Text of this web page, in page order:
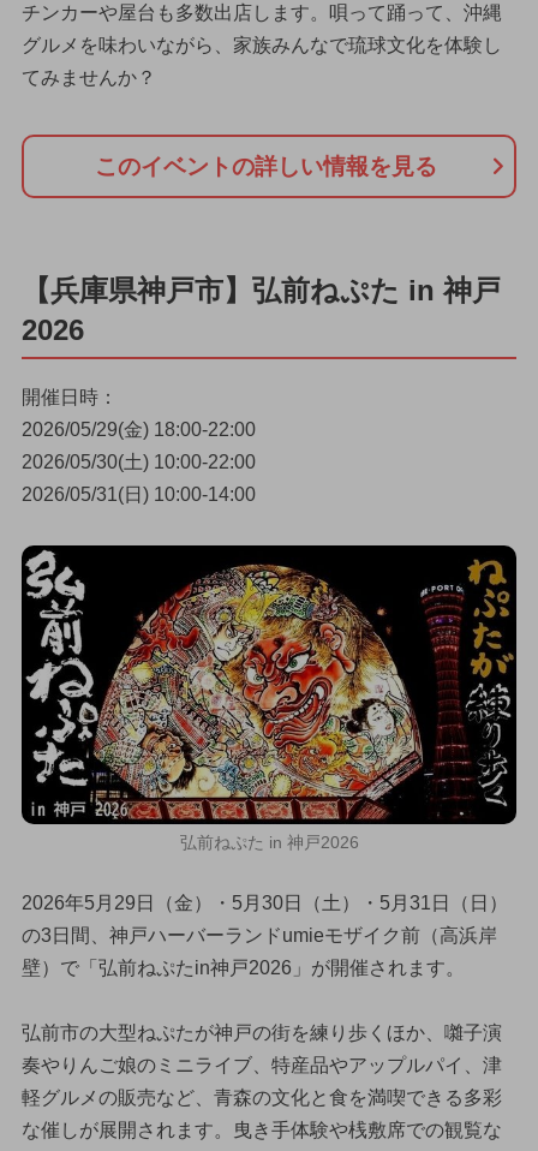
チンカーや屋台も多数出店します。唄って踊って、沖縄
グルメを味わいながら、家族みんなで琉球文化を体験し
てみませんか？
このイベントの詳しい情報を見る
【兵庫県神戸市】弘前ねぷた in 神戸
2026
開催日時：
2026/05/29(金) 18:00-22:00
2026/05/30(土) 10:00-22:00
2026/05/31(日) 10:00-14:00
弘前ねぷた in 神戸2026
2026年5月29日（金）・5月30日（土）・5月31日（日）
の3日間、神戸ハーバーランドumieモザイク前（高浜岸
壁）で「弘前ねぷたin神戸2026」が開催されます。
弘前市の大型ねぷたが神戸の街を練り歩くほか、囃子演
奏やりんご娘のミニライブ、特産品やアップルパイ、津
軽グルメの販売など、青森の文化と食を満喫できる多彩
な催しが展開されます。曳き手体験や桟敷席での観覧な